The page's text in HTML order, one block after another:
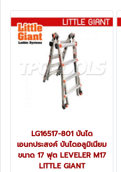
LG16517-801 บันได
เอนกประสงค์ บันไดอลูมิเนียม
ขนาด 17 ฟุต LEVELER M17
LITTLE GIANT